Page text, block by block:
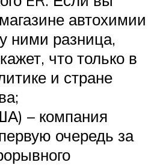
автохимии
ними разница,
что только в
и стране
– компания
очередь за